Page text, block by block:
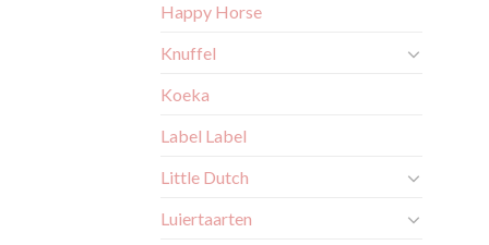
Happy Horse
Knuffel
Koeka
Label Label
Little Dutch
Luiertaarten